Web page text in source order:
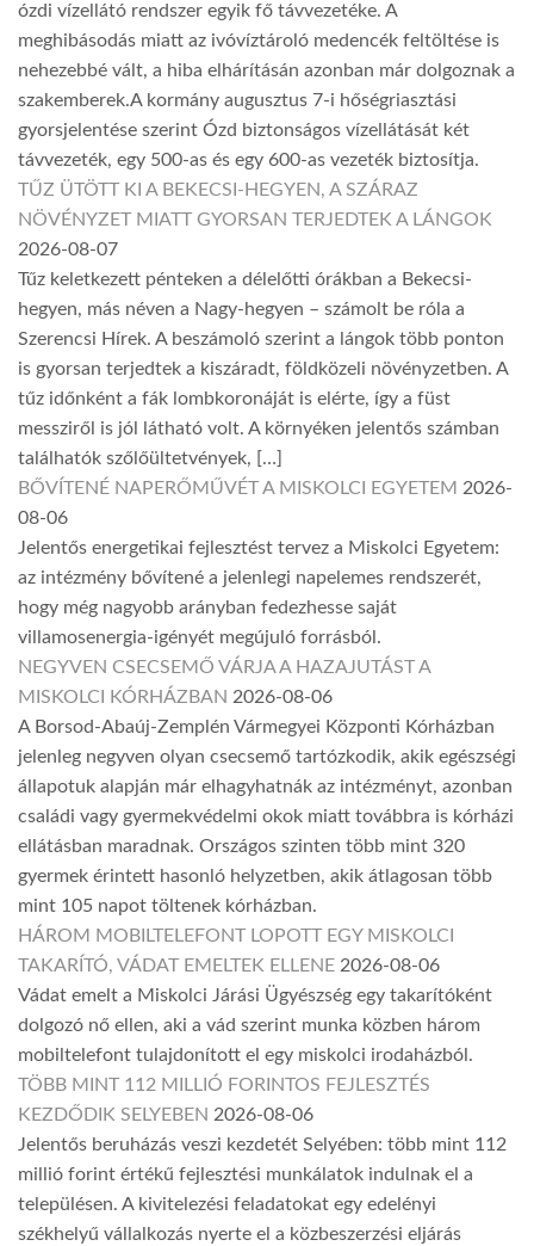
ózdi vízellátó rendszer egyik fő távvezetéke. A
meghibásodás miatt az ivóvíztároló medencék feltöltése is
nehezebbé vált, a hiba elhárításán azonban már dolgoznak a
szakemberek.A kormány augusztus 7-i hőségriasztási
gyorsjelentése szerint Ózd biztonságos vízellátását két
távvezeték, egy 500-as és egy 600-as vezeték biztosítja.
TŰZ ÜTÖTT KI A BEKECSI-HEGYEN, A SZÁRAZ
NÖVÉNYZET MIATT GYORSAN TERJEDTEK A LÁNGOK
2026-08-07
Tűz keletkezett pénteken a délelőtti órákban a Bekecsi-
hegyen, más néven a Nagy-hegyen – számolt be róla a
Szerencsi Hírek. A beszámoló szerint a lángok több ponton
is gyorsan terjedtek a kiszáradt, földközeli növényzetben. A
tűz időnként a fák lombkoronáját is elérte, így a füst
messziről is jól látható volt. A környéken jelentős számban
találhatók szőlőültetvények, […]
BŐVÍTENÉ NAPERŐMŰVÉT A MISKOLCI EGYETEM 2026-
08-06
Jelentős energetikai fejlesztést tervez a Miskolci Egyetem:
az intézmény bővítené a jelenlegi napelemes rendszerét,
hogy még nagyobb arányban fedezhesse saját
villamosenergia-igényét megújuló forrásból.
NEGYVEN CSECSEMŐ VÁRJA A HAZAJUTÁST A
MISKOLCI KÓRHÁZBAN 2026-08-06
A Borsod-Abaúj-Zemplén Vármegyei Központi Kórházban
jelenleg negyven olyan csecsemő tartózkodik, akik egészségi
állapotuk alapján már elhagyhatnák az intézményt, azonban
családi vagy gyermekvédelmi okok miatt továbbra is kórházi
ellátásban maradnak. Országos szinten több mint 320
gyermek érintett hasonló helyzetben, akik átlagosan több
mint 105 napot töltenek kórházban.
HÁROM MOBILTELEFONT LOPOTT EGY MISKOLCI
TAKARÍTÓ, VÁDAT EMELTEK ELLENE 2026-08-06
Vádat emelt a Miskolci Járási Ügyészség egy takarítóként
dolgozó nő ellen, aki a vád szerint munka közben három
mobiltelefont tulajdonított el egy miskolci irodaházból.
TÖBB MINT 112 MILLIÓ FORINTOS FEJLESZTÉS
KEZDŐDIK SELYEBEN 2026-08-06
Jelentős beruházás veszi kezdetét Selyében: több mint 112
millió forint értékű fejlesztési munkálatok indulnak el a
településen. A kivitelezési feladatokat egy edelényi
székhelyű vállalkozás nyerte el a közbeszerzési eljárás